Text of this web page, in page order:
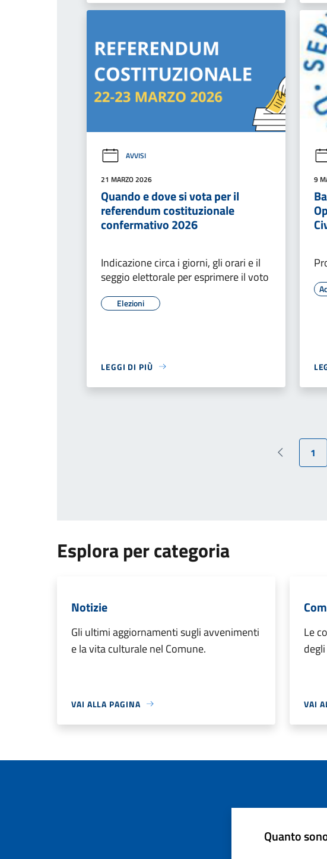
AVVISI
21 MARZO 2026
Quando e dove si vota per il
referendum costituzionale
confermativo 2026
Indicazione circa i giorni, gli orari e il
seggio elettorale per esprimere il voto
Elezioni
LEGGI DI PIÙ
9
Pagina
1
Esplora per categoria
Notizie
Gli ultimi aggiornamenti sugli avvenimenti
e la vita culturale nel Comune.
VAI ALLA PAGINA
Le
VAI
Quanto